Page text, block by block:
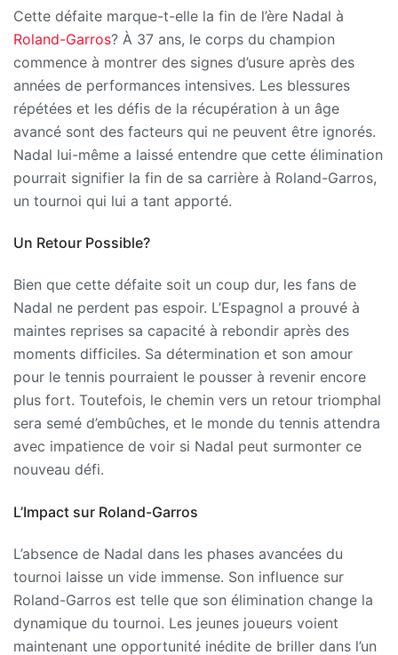
Cette défaite marque-t-elle la fin de l’ère Nadal à
Roland-Garros? À 37 ans, le corps du champion
commence à montrer des signes d’usure après des
années de performances intensives. Les blessures
répétées et les défis de la récupération à un âge
avancé sont des facteurs qui ne peuvent être ignorés.
Nadal lui-même a laissé entendre que cette élimination
pourrait signifier la fin de sa carrière à Roland-Garros,
un tournoi qui lui a tant apporté.
Un Retour Possible?
Bien que cette défaite soit un coup dur, les fans de
Nadal ne perdent pas espoir. L’Espagnol a prouvé à
maintes reprises sa capacité à rebondir après des
moments difficiles. Sa détermination et son amour
pour le tennis pourraient le pousser à revenir encore
plus fort. Toutefois, le chemin vers un retour triomphal
sera semé d’embûches, et le monde du tennis attendra
avec impatience de voir si Nadal peut surmonter ce
nouveau défi.
L’Impact sur Roland-Garros
L’absence de Nadal dans les phases avancées du
tournoi laisse un vide immense. Son influence sur
Roland-Garros est telle que son élimination change la
dynamique du tournoi. Les jeunes joueurs voient
maintenant une opportunité inédite de briller dans l’un